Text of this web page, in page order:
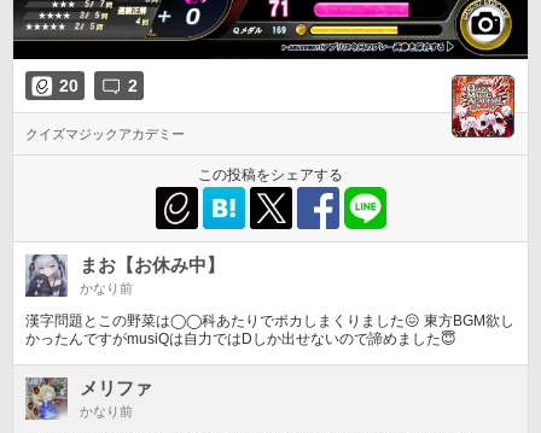
20 2
クイズマジックアカデミー
この投稿をシェアする
まお【お休み中】
かなり前
漢字問題とこの野菜は◯◯科あたりでポカしまくりました😖 東方BGM欲し
かったんですがmusiQは自力ではDしか出せないので諦めました😇
メリファ
かなり前